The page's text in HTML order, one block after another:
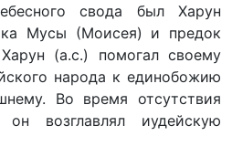
свода был Харун
Мусы (Моисея) и предок
(а.с.) помогал своему
народа к единобожию
Во время отсутствия
возглавлял иудейскую